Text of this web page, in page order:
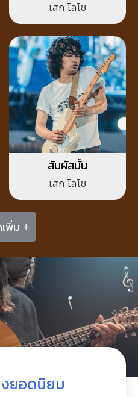
เสก โลโซ
สัมผัสนั้น
เสก โลโซ
พิ่ม +
ยอดนิยม